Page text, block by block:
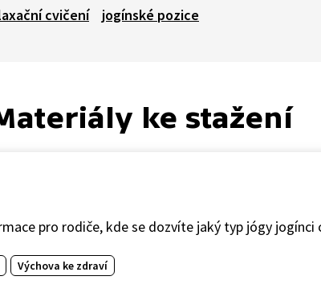
cvičení jogínské pozice
ke stažení
pro rodiče, kde se dozvíte jaký typ jógy jogínci
Výchova ke zdraví